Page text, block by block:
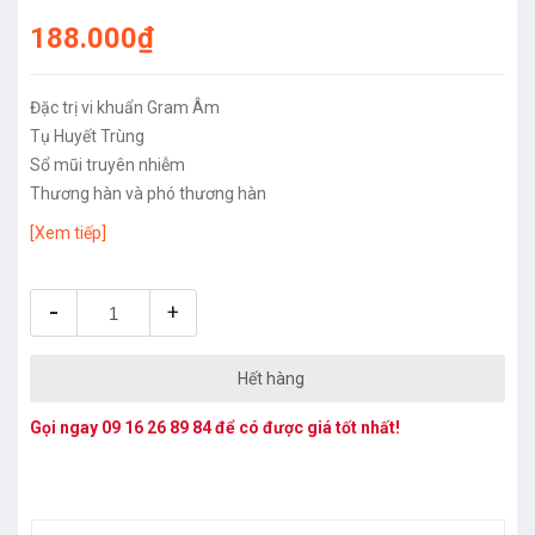
188.000₫
Đặc trị vi khuẩn Gram Âm
Tụ Huyết Trùng
Sổ mũi truyên nhiễm
Thương hàn và phó thương hàn
[Xem tiếp]
- +
Hết hàng
Gọi ngay 09 16 26 89 84để có được giá tốt nhất!